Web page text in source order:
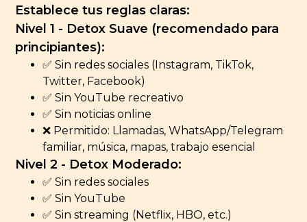
Establece tus reglas claras:
Nivel 1 - Detox Suave (recomendado para
principiantes):
✅ Sin redes sociales (Instagram, TikTok,
Twitter, Facebook)
✅ Sin YouTube recreativo
✅ Sin noticias online
❌ Permitido: Llamadas, WhatsApp/Telegram
familiar, música, mapas, trabajo esencial
Nivel 2 - Detox Moderado:
✅ Sin redes sociales
✅ Sin YouTube
✅ Sin streaming (Netflix, HBO, etc.)